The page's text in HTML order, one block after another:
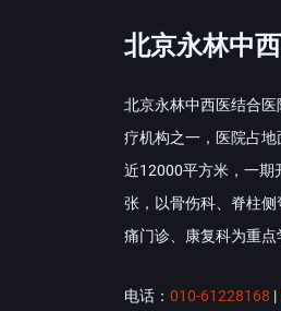
北京永林中
北京永林中西医结合
疗机构之一，医院占
近12000平方米，一期
张，以骨伤科、脊柱
痛门诊、康复科为重点
电话： 010-61228168 |